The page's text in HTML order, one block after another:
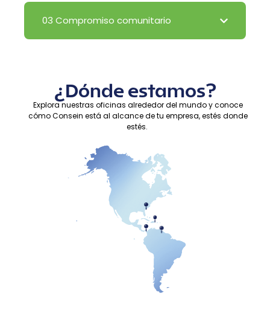
03 Compromiso comunitario
¿Dónde estamos?
Explora nuestras oficinas alrededor del mundo y conoce
cómo Consein está al alcance de tu empresa, estés donde
estés.